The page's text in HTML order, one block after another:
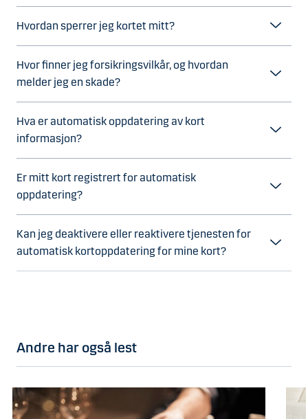
Hvordan sperrer jeg kortet mitt?
Hvor finner jeg forsikringsvilkår, og hvordan
melder jeg en skade?
Hva er automatisk oppdatering av kort
informasjon?
Er mitt kort registrert for automatisk
oppdatering?
Kan jeg deaktivere eller reaktivere tjenesten for
automatisk kortoppdatering for mine kort?
Andre har også lest